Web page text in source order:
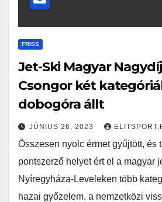
FRISS
Jet-Ski Magyar Nagydíj
Csongor két
dobogóra állt
JÚNIUS 26, 2023
Összesen nyolc érmet gyűjtött, és
pontszerző helyet ért el a magyar
Nyíregyháza-Leveleken több
hazai győzelem, a nemzetközi